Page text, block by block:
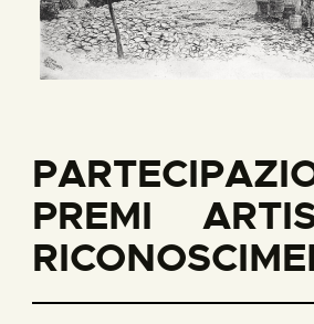
PREMI